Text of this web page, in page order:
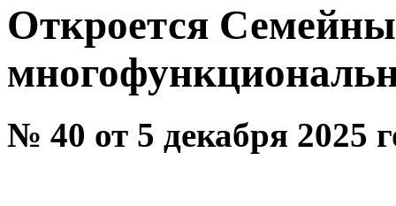
Откроется
№ 40 от 5 декабря 2025